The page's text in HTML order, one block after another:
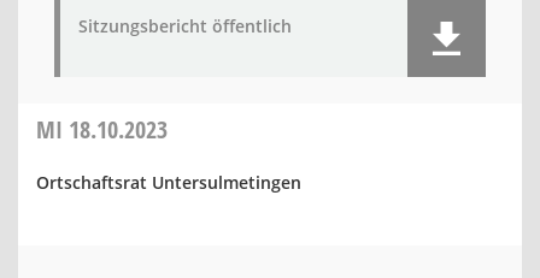
Sitzungsbericht öffentlich
MI 18.10.2023
Ortschaftsrat Untersulmetingen